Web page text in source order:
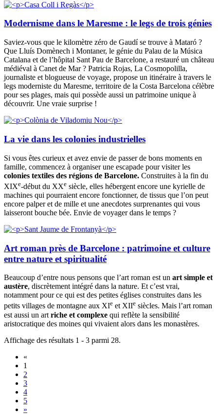
Modernisme dans le Maresme : le legs de trois génies
Saviez-vous que le kilomètre zéro de Gaudí se trouve à Mataró ?
Que Lluís Domènech i Montaner, le génie du Palau de la Música
Catalana et de l’hôpital Sant Pau de Barcelone, a restauré un château
médiéval à Canet de Mar ? Patricia Rojas, La Cosmopolilla,
journaliste et blogueuse de voyage, propose un itinéraire à travers le
legs moderniste du Maresme, territoire de la Costa Barcelona célèbre
pour ses plages, mais qui possède aussi un patrimoine unique à
découvrir. Une vraie surprise !
La vie dans les colonies industrielles
Si vous êtes curieux et avez envie de passer de bons moments en
famille, commencez à organiser une escapade pour visiter les
colonies textiles des régions de Barcelone. Construites à la fin du
XIXe-début du XXe siècle, elles hébergent encore une kyrielle de
machines qui pourraient encore fonctionner, de tissus que l’on peut
encore palper et de mille et une anecdotes surprenantes qui vous
laisseront bouche bée. Envie de voyager dans le temps ?
Art roman près de Barcelone : patrimoine et culture
entre nature et spiritualité
Beaucoup d’entre nous pensons que l’art roman est un art simple et
austère, discrètement intégré dans la nature. Et c’est vrai,
notamment pour ce qui est des petites églises construites dans les
petits villages de montagne aux XIe et XIIe siècles. Mais l’art roman
est aussi un art riche et complexe qui reflète la sensibilité
aristocratique des moines qui vivaient alors dans les monastères.
Affichage des résultats 1 - 3 parmi 28.
«
1
2
3
4
5
»